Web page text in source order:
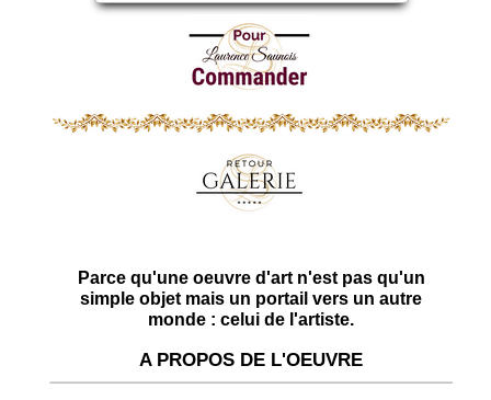
Parce qu'une oeuvre d'art n'est pas qu'un
simple objet mais un portail vers un autre
monde : celui de l'artiste.
A PROPOS DE L'OEUVRE